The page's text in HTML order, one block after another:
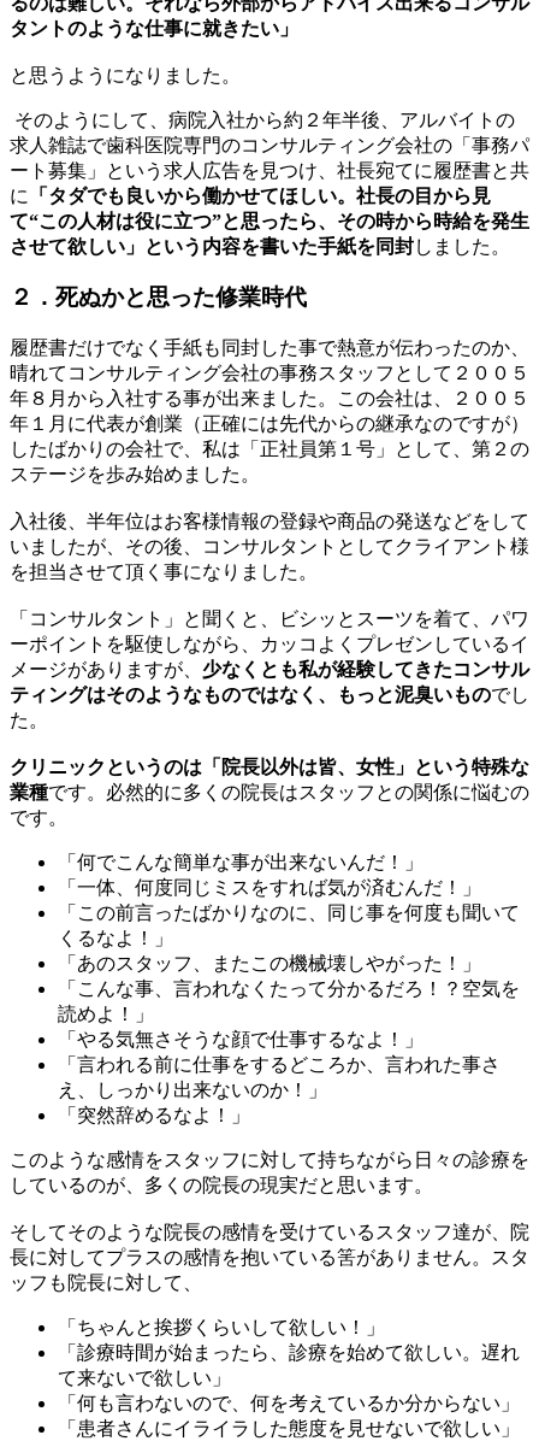
タントのような仕事に就きたい」
と思うようになりました。
そのようにして、病院入社から約２年半後、アルバイトの
求人雑誌で歯科医院専門のコンサルティング会社の「事務パ
ート募集」という求人広告を見つけ、社長宛てに履歴書と共
に
「タダでも良いから働かせてほしい。社長の目から見
て“この人材は役に立つ”と思ったら、その時から時給を発生
させて欲しい」という内容を書いた手紙を同封しました。
２．死ぬかと思った修業時代
履歴書だけでなく手紙も同封した事で熱意が伝わったのか、
晴れてコンサルティング会社の事務スタッフとして２００５
年８月から入社する事が出来ました。この会社は、２００５
年１月に代表が創業（正確には先代からの継承なのですが）
したばかりの会社で、私は「正社員第１号」として、第２の
ステージを歩み始めました。
入社後、半年位はお客様情報の登録や商品の発送などをして
いましたが、その後、コンサルタントとしてクライアント様
を担当させて頂く事になりました。
「コンサルタント」と聞くと、ビシッとスーツを着て、パワ
ーポイントを駆使しながら、カッコよくプレゼンしているイ
メージがありますが、 少なくとも私が経験してきたコンサル
ティングはそのようなものではなく、もっと泥臭いものでし
た。
クリニックというのは「院長以外は皆、女性」という特殊な
業種です。必然的に多くの院長はスタッフとの関係に悩むの
です。
「何でこんな簡単な事が出来ないんだ！」
「一体、何度同じミスをすれば気が済むんだ！」
「この前言ったばかりなのに、同じ事を何度も聞いて
くるなよ！」
「あのスタッフ、またこの機械壊しやがった！」
「こんな事、言われなくたって分かるだろ！？空気を
読めよ！」
「やる気無さそうな顔で仕事するなよ！」
「言われる前に仕事をするどころか、言われた事さ
え、しっかり出来ないのか！」
「突然辞めるなよ！」
このような感情をスタッフに対して持ちながら日々の診療を
しているのが、多くの院長の現実だと思います。
そしてそのような院長の感情を受けているスタッフ達が、院
長に対してプラスの感情を抱いている筈がありません。スタ
ッフも院長に対して、
「ちゃんと挨拶くらいして欲しい！」
「診療時間が始まったら、診療を始めて欲しい。遅れ
て来ないで欲しい」
「何も言わないので、何を考えているか分からない」
「患者さんにイライラした態度を見せないで欲しい」